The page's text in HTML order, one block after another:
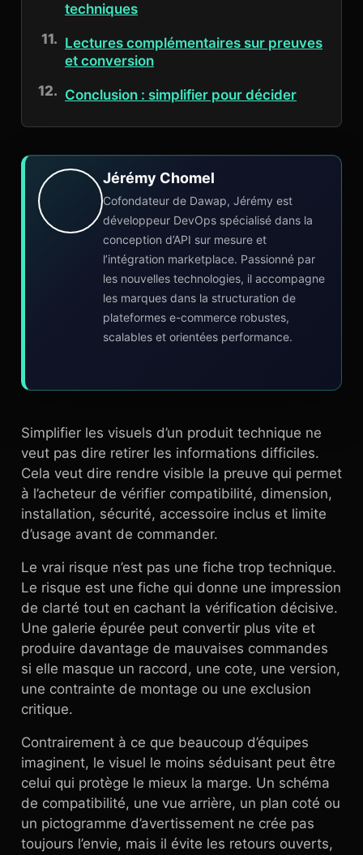
techniques
Lectures complémentaires sur preuves
et conversion
Conclusion : simplifier pour décider
Jérémy Chomel
Cofondateur de Dawap, Jérémy est
développeur DevOps spécialisé dans la
conception d’API sur mesure et
l’intégration marketplace. Passionné par
les nouvelles technologies, il accompagne
les marques dans la structuration de
plateformes e-commerce robustes,
scalables et orientées performance.
Simplifier les visuels d’un produit technique ne
veut pas dire retirer les informations difficiles.
Cela veut dire rendre visible la preuve qui permet
à l’acheteur de vérifier compatibilité, dimension,
installation, sécurité, accessoire inclus et limite
d’usage avant de commander.
Le vrai risque n’est pas une fiche trop technique.
Le risque est une fiche qui donne une impression
de clarté tout en cachant la vérification décisive.
Une galerie épurée peut convertir plus vite et
produire davantage de mauvaises commandes
si elle masque un raccord, une cote, une version,
une contrainte de montage ou une exclusion
critique.
Contrairement à ce que beaucoup d’équipes
imaginent, le visuel le moins séduisant peut être
celui qui protège le mieux la marge. Un schéma
de compatibilité, une vue arrière, un plan coté ou
un pictogramme d’avertissement ne crée pas
toujours l’envie, mais il évite les retours ouverts,